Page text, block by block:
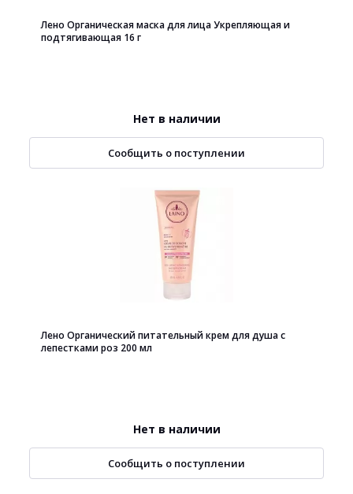
Лено Органическая маска для лица Укрепляющая и
подтягивающая 16 г
Нет в наличии
Сообщить о поступлении
Лено Органический питательный крем для душа с
лепестками роз 200 мл
Нет в наличии
Сообщить о поступлении